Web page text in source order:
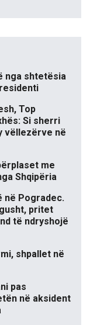
nga shtetësia
Top
Si sherri
vëllezërve në
me
Shqipëria
në Pogradec.
pritet
të ndryshojë
shpallet në
pas
në aksident